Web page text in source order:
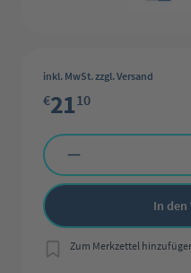
inkl. MwSt. zzgl. Versand
€2110
Produkt Anzahl: Gib den
In den
Zum Merkzettel